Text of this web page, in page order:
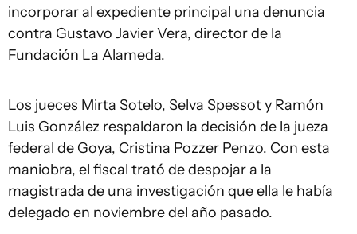
incorporar al expediente principal una denuncia
contra Gustavo Javier Vera, director de la
Fundación La Alameda.
Los jueces Mirta Sotelo, Selva Spessot y Ramón
Luis González respaldaron la decisión de la jueza
federal de Goya, Cristina Pozzer Penzo. Con esta
maniobra, el fiscal trató de despojar a la
magistrada de una investigación que ella le había
delegado en noviembre del año pasado.